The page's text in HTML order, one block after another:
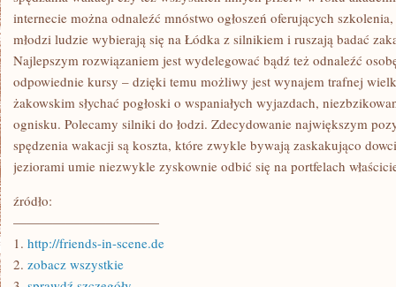
internecie można odnaleźć mnóstwo ogłoszeń oferujących
młodzi ludzie wybierają się na Łódka z silnikiem i ruszają badać
Najlepszym rozwiązaniem jest wydelegować bądź też odnaleźć
odpowiednie kursy – dzięki temu możliwy jest wynajem trafnej
żakowskim słychać pogłoski o wspaniałych wyjazdach,
ognisku. Polecamy silniki do łodzi. Zdecydowanie największym
spędzenia wakacji są koszta, które zwykle bywają zaskakująco
jeziorami umie niezwykle zyskownie odbić się na portfelach
źródło:
———————————
1. http://friends-in-scene.de
2. zobacz wszystkie